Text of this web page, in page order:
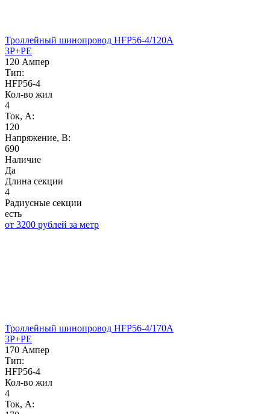
Троллейный шинопровод HFP56-4/120A
3P+PE
120 Ампер
Тип:
HFP56-4
Кол-во жил
4
Ток, А:
120
Напряжение, B:
690
Наличие
Да
Длина секции
4
Радиусные секции
есть
от 3200 рублей за метр
Троллейный шинопровод HFP56-4/170A
3P+PE
170 Ампер
Тип:
HFP56-4
Кол-во жил
4
Ток, А: